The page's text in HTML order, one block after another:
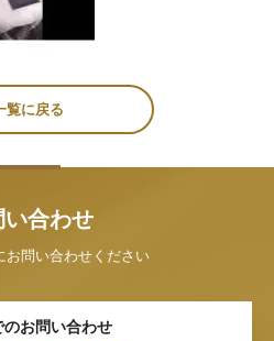
覧に戻る
い合わせ
お問い合わせください
のお問い合わせ